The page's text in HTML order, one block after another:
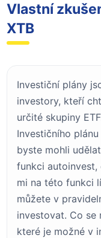
Vlastní
XTB
Investiční plány
investory, kteří
určité skupiny
Investičního
byste mohli
funkci autoinvest,
mi na této funkci
můžete v
investovat. Co se
které je možné v